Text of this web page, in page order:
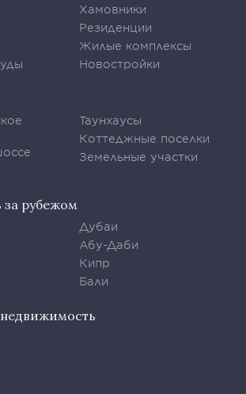
Хамовники
Резиденции
Жилые комплексы
Новостройки
Таунхаусы
Коттеджные поселки
Земельные участки
рубежом
Дубаи
Абу-Даби
Кипр
Бали